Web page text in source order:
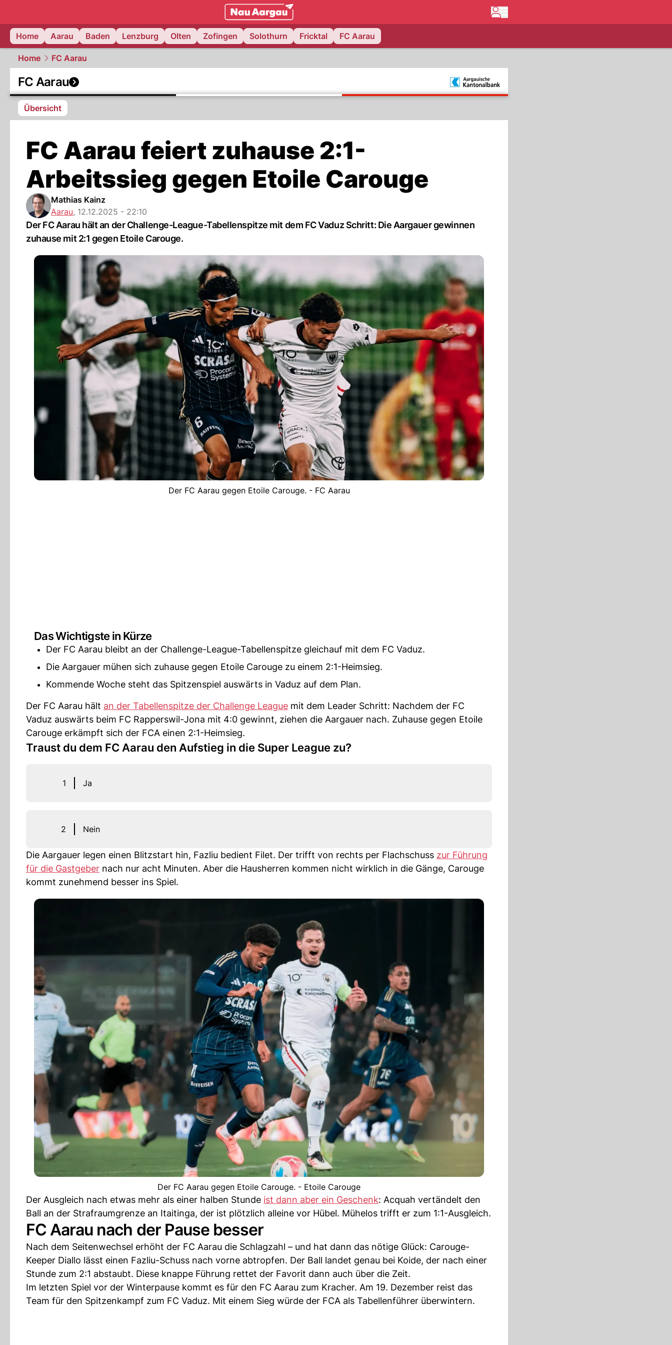
mittelland.NAU.ch
Home
Aarau Baden Lenzburg Olten Zofingen Solothurn Fricktal FC Aarau
Home FC Aarau
FC Aarau
Übersicht
FC Aarau feiert zuhause 2:1-
Arbeitssieg gegen Etoile Carouge
Mathias Kainz
Aarau, 12.12.2025 - 22:10
Der FC Aarau hält an der Challenge-League-Tabellenspitze mit dem FC Vaduz Schritt: Die Aargauer gewinnen
zuhause mit 2:1 gegen Etoile Carouge.
Der FC Aarau gegen Etoile Carouge. - FC Aarau
Das Wichtigste in Kürze
Der FC Aarau bleibt an der Challenge-League-Tabellenspitze gleichauf mit dem FC Vaduz.
Die Aargauer mühen sich zuhause gegen Etoile Carouge zu einem 2:1-Heimsieg.
Kommende Woche steht das Spitzenspiel auswärts in Vaduz auf dem Plan.
Der FC Aarau hält an der Tabellenspitze der Challenge League mit dem Leader Schritt: Nachdem der FC
Vaduz auswärts beim FC Rapperswil-Jona mit 4:0 gewinnt, ziehen die Aargauer nach. Zuhause gegen Etoile
Carouge erkämpft sich der FCA einen 2:1-Heimsieg.
Traust du dem FC Aarau den Aufstieg in die Super League zu?
1 Ja
2 Nein
Die Aargauer legen einen Blitzstart hin, Fazliu bedient Filet. Der trifft von rechts per Flachschuss zur Führung
für die Gastgeber nach nur acht Minuten. Aber die Hausherren kommen nicht wirklich in die Gänge, Carouge
kommt zunehmend besser ins Spiel.
Der FC Aarau gegen Etoile Carouge. - Etoile Carouge
Der Ausgleich nach etwas mehr als einer halben Stunde ist dann aber ein Geschenk: Acquah vertändelt den
Ball an der Strafraumgrenze an Itaitinga, der ist plötzlich alleine vor Hübel. Mühelos trifft er zum 1:1-Ausgleich.
FC Aarau nach der Pause besser
Nach dem Seitenwechsel erhöht der FC Aarau die Schlagzahl – und hat dann das nötige Glück: Carouge-
Keeper Diallo lässt einen Fazliu-Schuss nach vorne abtropfen. Der Ball landet genau bei Koide, der nach einer
Stunde zum 2:1 abstaubt. Diese knappe Führung rettet der Favorit dann auch über die Zeit.
Im letzten Spiel vor der Winterpause kommt es für den FC Aarau zum Kracher. Am 19. Dezember reist das
Team für den Spitzenkampf zum FC Vaduz. Mit einem Sieg würde der FCA als Tabellenführer überwintern.